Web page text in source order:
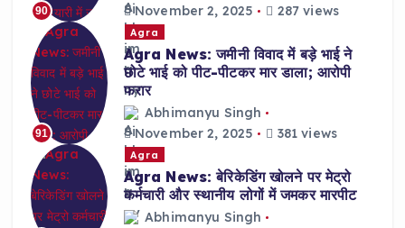
90
November 2, 2025
287 views
91
Agra
Agra News: जमीनी विवाद में बड़े भाई ने
छोटे भाई को पीट-पीटकर मार डाला; आरोपी
फरार
Abhimanyu Singh
November 2, 2025
381 views
Agra
Agra News: बेरिकेडिंग खोलने पर मेट्रो
कर्मचारी और स्थानीय लोगों में जमकर मारपीट
Abhimanyu Singh